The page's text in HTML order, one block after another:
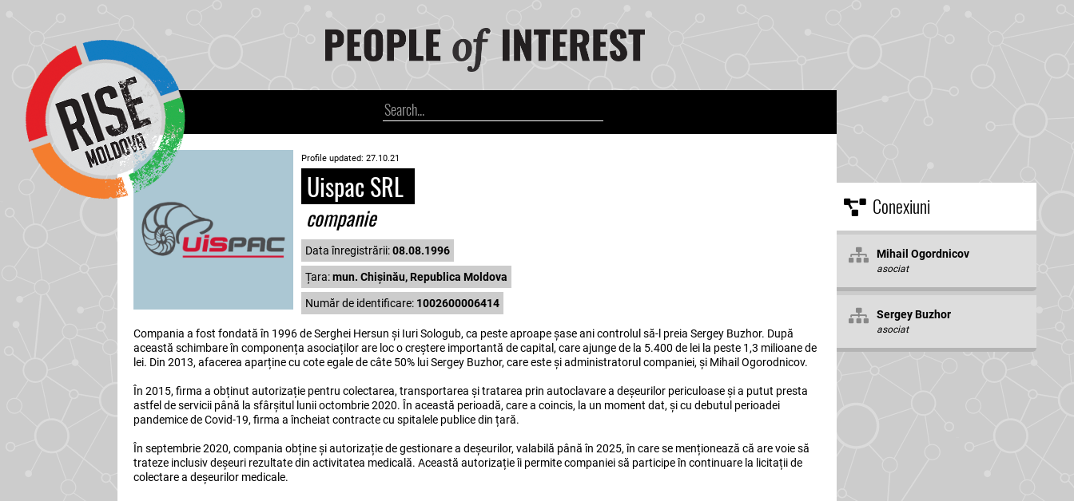
Profile updated: 27.10.21
Uispac SRL
companie
Data înregistrării:08.08.1996
Țara:mun. Chișinău, Republica Moldova
Număr de identificare: 1002600006414
Compania a fost fondată în 1996 de Serghei Hersun și Iuri Sologub, ca peste aproape șase ani controlul să-l preia Sergey Buzhor. După
această schimbare în componența asociaților are loc o creștere importantă de capital, care ajunge de la 5.400 de lei la peste 1,3 milioane de
lei. Din 2013, afacerea aparține cu cote egale de câte 50% lui Sergey Buzhor, care este și administratorul companiei, și Mihail Ogorodnicov.
În 2015, firma a obținut autorizație pentru colectarea, transportarea și tratarea prin autoclavare a deșeurilor periculoase și a putut presta
astfel de servicii până la sfârșitul lunii octombrie 2020. În această perioadă, care a coincis, la un moment dat, și cu debutul perioadei
pandemice de Covid-19, firma a încheiat contracte cu spitalele publice din țară.
În septembrie 2020, compania obține și autorizație de gestionare a deșeurilor, valabilă până în 2025, în care se menționează că are voie să
trateze inclusiv deșeuri rezultate din activitatea medicală. Această autorizație îi permite companiei să participe în continuare la licitații de
colectare a deșeurilor medicale.
Conexiuni
Mihail Ogordnicov
asociat
Sergey Buzhor
asociat